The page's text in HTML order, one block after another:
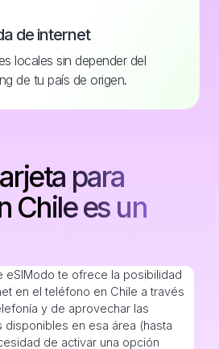
de internet
locales sin depender del
de tu país de origen.
para
Chile es un
eSIModo te ofrece la posibilidad
en el teléfono en Chile a través
y de aprovechar las
en esa área (hasta
de activar una opción